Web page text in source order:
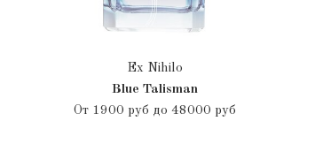
Ex Nihilo
Blue Talisman
От 1900 руб до 48000 руб